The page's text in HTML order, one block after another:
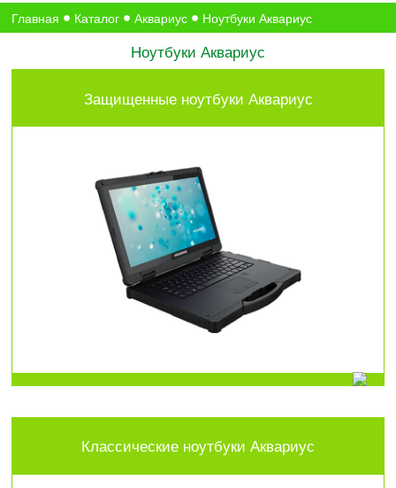
Главная Каталог Аквариус Ноутбуки Аквариус
Ноутбуки Аквариус
Защищенные ноутбуки Аквариус
Классические ноутбуки Аквариус